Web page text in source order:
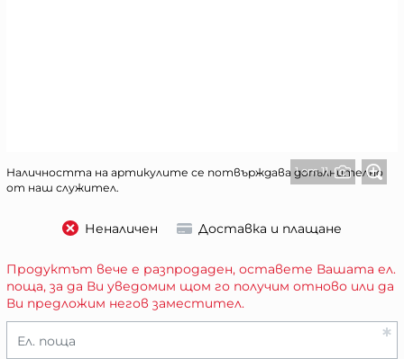
1 от 11
Наличността на артикулите се потвърждава допълнително
от наш служител.
Неналичен Доставка и плащане
Продуктът вече е разпродаден, оставете Вашата ел.
поща, за да Ви уведомим щом го получим отново или да
Ви предложим негов заместител.
Ел. поща